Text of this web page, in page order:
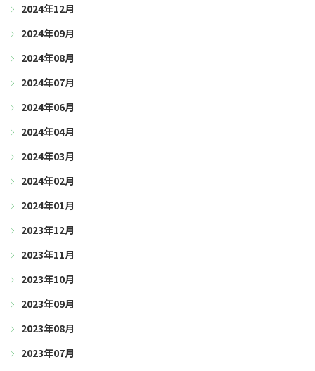
2024年12月
2024年09月
2024年08月
2024年07月
2024年06月
2024年04月
2024年03月
2024年02月
2024年01月
2023年12月
2023年11月
2023年10月
2023年09月
2023年08月
2023年07月